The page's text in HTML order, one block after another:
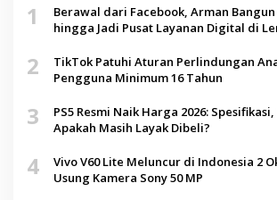
1
Berawal dari Facebook, Arman
hingga Jadi Pusat Layanan Digital di
2
TikTok Patuhi Aturan Perlindungan
Pengguna Minimum 16 Tahun
3
PS5 Resmi Naik Harga 2026:
Apakah Masih Layak Dibeli?
4
Vivo V60 Lite Meluncur di Indonesia 2
Usung Kamera Sony 50 MP